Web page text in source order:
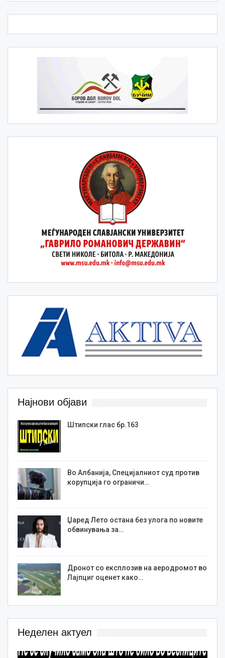
Најнови објави
Штипски глас бр.163
Во Албанија, Специјалниот суд против
корупција го ограничи…
Џаред Лето остана без улога по новите
обвинувања за…
Дронот со експлозив на аеродромот во
Лајпциг оценет како…
Неделен актуел